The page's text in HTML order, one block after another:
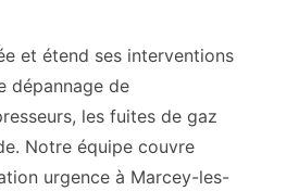
et étend ses interventions
dépannage de
les fuites de gaz
Notre équipe couvre
urgence à Marcey-les-